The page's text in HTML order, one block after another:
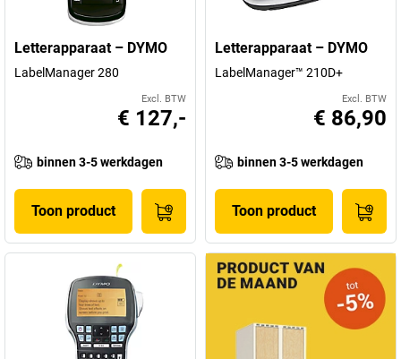
Letterapparaat – DYMO
LabelManager 280
Excl. BTW
€ 127,-
binnen 3-5 werkdagen
Toon product
Letterapparaat – DYMO
LabelManager™ 210D+
Excl. BTW
€ 86,90
binnen 3-5 werkdagen
Toon product